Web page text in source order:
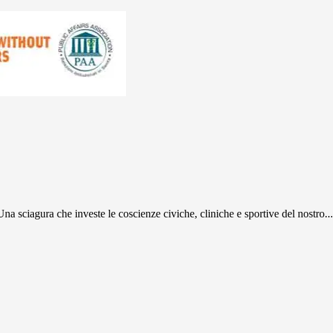
sciagura che investe le coscienze civiche, cliniche e sportive del nostro...